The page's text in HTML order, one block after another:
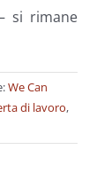
si rimane
We Can
di lavoro,